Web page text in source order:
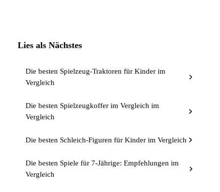
Lies als Nächstes
Die besten Spielzeug-Traktoren für Kinder im
Vergleich
Die besten Spielzeugkoffer im Vergleich im
Vergleich
Die besten Schleich-Figuren für Kinder im Vergleich
Die besten Spiele für 7-Jährige: Empfehlungen im
Vergleich